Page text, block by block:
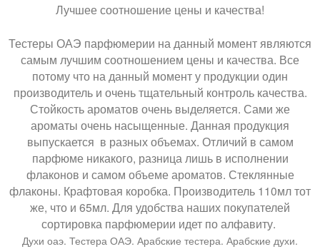
а
м
в
е
Лучшее соотношение цены и качества!
Тестеры ОАЭ парфюмерии на данный момент являются
самым лучшим соотношением цены и качества. Все
потому что на данный момент у продукции один
производитель и очень тщательный контроль качества.
Стойкость ароматов очень выделяется. Сами же
ароматы очень насыщенные. Данная продукция
выпускается в разных объемах. Отличий в самом
парфюме никакого, разница лишь в исполнении
флаконов и самом объеме ароматов. Стеклянные
флаконы. Крафтовая коробка. Производитель 110мл тот
же, что и 65мл. Для удобства наших покупателей
сортировка парфюмерии идет по алфавиту.
Духи оаэ. Тестера ОАЭ. Арабские тестера. Арабские духи.